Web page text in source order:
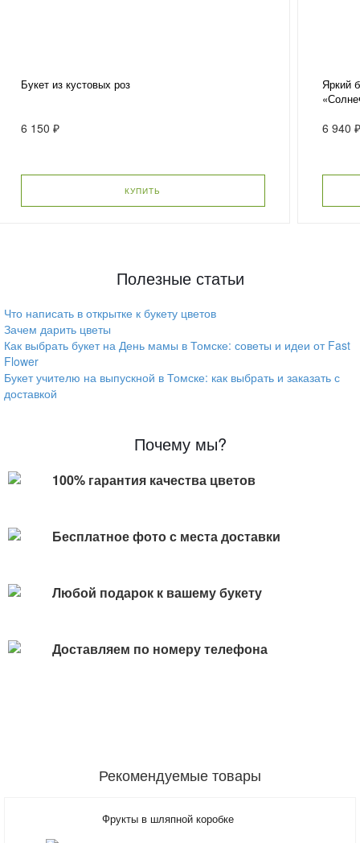
Букет из кустовых роз
6 150 ₽
КУПИТЬ
Яркий
6 940
Полезные статьи
Что написать в открытке к букету цветов
Зачем дарить цветы
Как выбрать букет на День мамы в Томске: советы и идеи от Fast
Flower
Букет учителю на выпускной в Томске: как выбрать и заказать с
доставкой
Почему мы?
100% гарантия качества цветов
Бесплатное фото с места доставки
Любой подарок к вашему букету
Доставляем по номеру телефона
Рекомендуемые товары
Фрукты в шляпной коробке